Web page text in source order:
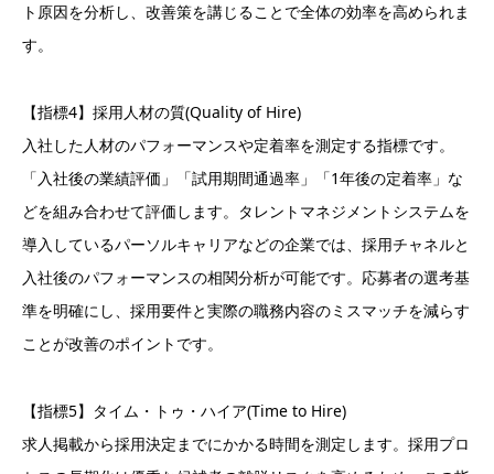
ト原因を分析し、改善策を講じることで全体の効率を高められま
す。
【指標4】採用人材の質(Quality of Hire)
入社した人材のパフォーマンスや定着率を測定する指標です。
「入社後の業績評価」「試用期間通過率」「1年後の定着率」な
どを組み合わせて評価します。タレントマネジメントシステムを
導入しているパーソルキャリアなどの企業では、採用チャネルと
入社後のパフォーマンスの相関分析が可能です。応募者の選考基
準を明確にし、採用要件と実際の職務内容のミスマッチを減らす
ことが改善のポイントです。
【指標5】タイム・トゥ・ハイア(Time to Hire)
求人掲載から採用決定までにかかる時間を測定します。採用プロ